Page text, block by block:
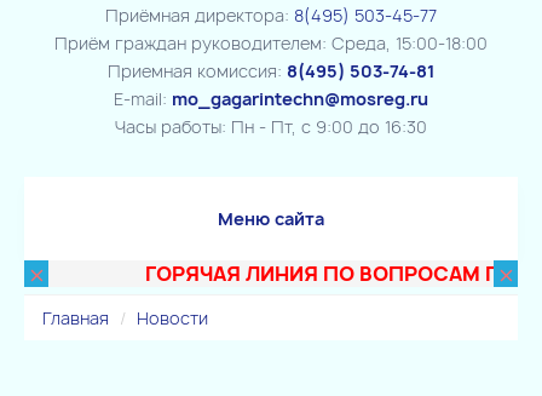
Приёмная директора: 8(495) 503-45-77
Приём граждан руководителем: Среда, 15:00-18:00
Приемная комиссия: 8(495) 503-74-81
E-mail: mo_gagarintechn@mosreg.ru
Часы работы: Пн - Пт, с 9:00 до 16:30
Меню сайта
× ГОРЯЧАЯ ЛИНИЯ ПО ВОПРОСАМ ×
Главная Новости